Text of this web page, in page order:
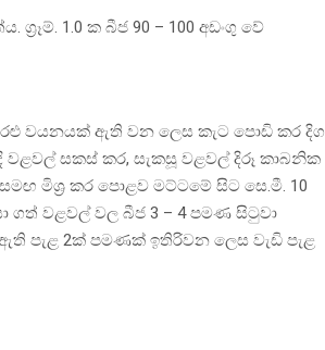
ග්‍රෑම්. 1.0 ක බීජ 90 – 100 අඩංගු වේ
රළු වයනයක් ඇති වන ලෙස කැට පොඩි කර දිග
වළවල් සකස් කර, සැකසූ වළවල් දිරූ කාබනික
සමඟ මිශ්‍ර කර පොළව මට්ටමේ සිට සෙ.මී. 10
වළවල් වල බීජ 3 – 4 පමණ සිටුවා
පැළ 2ක් පමණක් ඉතිරිවන ලෙස වැඩි පැළ